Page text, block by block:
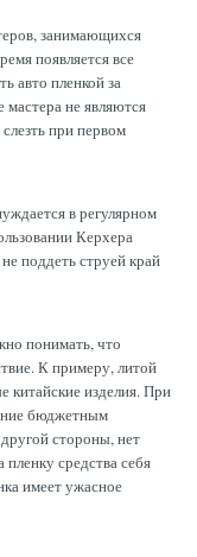
занимающихся
появляется все
авто пленкой за
мастера не являются
при первом
в регулярном
Керхера
поддеть струей край
понимать, что
К примеру, литой
китайские изделия. При
бюджетным
стороны, нет
пленку средства себя
имеет ужасное